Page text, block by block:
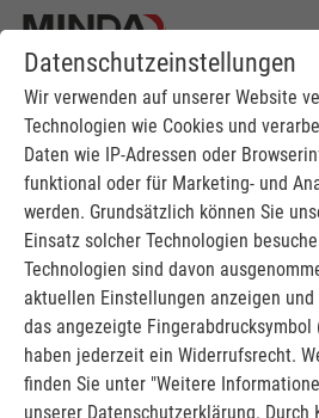
Datenschutzeinstellungen
Wir verwenden auf unserer Website
Technologien wie Cookies und
Daten wie IP-Adressen oder
funktional oder für Marketing- und
werden. Grundsätzlich können Sie
Einsatz solcher Technologien
Technologien sind davon
aktuellen Einstellungen anzeigen
das angezeigte
haben jederzeit ein Widerrufsrecht.
finden Sie unter "Weitere
unserer Datenschutzerklärung. Durch
MINDA ERHÄLT
INNOVATOR
MINDA News MINDA ERHÄLT TOP
Eine Erfolgsgeschichte
Innovationsstärke bis
Elefantenfüßen